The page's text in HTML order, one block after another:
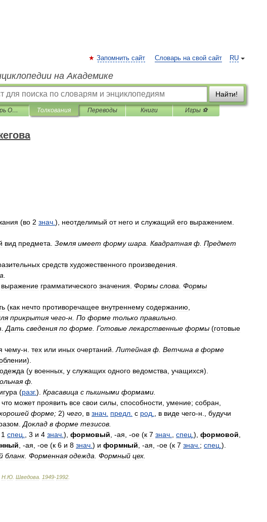
RU
Запомнить сайт Словарь на свой сайт
на Академике
Найти!
Толковый словарь Ожегова Толкования Переводы Книги Игры ⚽
(во 2 знач ), неотделимый от него и служащий его выражением
вид предмета Земля имеет форму шара Квадратная ф Предмет
средств художественного произведения
выражение грамматического значения Формы слова Формы
(как нечто противоречащее внутреннему содержанию
прикрытия чего-н По форме только правильно
Дать сведения по форме Готовые лекарственные формы (готовые
чему-н тех или иных очертаний Литейная ф Ветчина в форме
).
одежда (у военных у служащих одного ведомства учащихся).
ф
(разг.). Красавица с пышными формами
что может проявить все свои силы способности умение; собран
форме; 2) чего в знач предл с род в виде чего-н
будучи
Доклад в форме тезисов
1 спец 3 и 4 знач ), формовый , -ая , -ое (к 7 знач спец ), формовой
, -ая , -ое (к 6 и 8 знач ) и формный , -ая , -ое (к 7 знач ; спец ).
бланк Форменная одежда Формный цех
Н Ю Шведова 1949-1992